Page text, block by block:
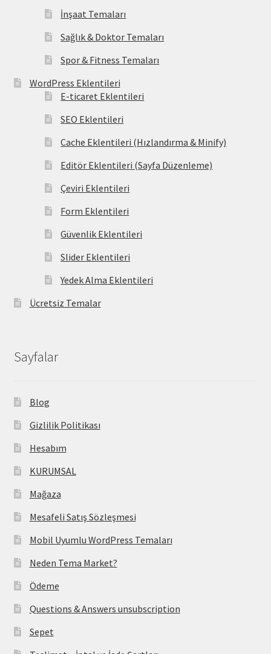
İnşaat Temaları
Sağlık & Doktor Temaları
Spor & Fitness Temaları
WordPress Eklentileri
E-ticaret Eklentileri
SEO Eklentileri
Cache Eklentileri (Hızlandırma & Minify)
Editör Eklentileri (Sayfa Düzenleme)
Çeviri Eklentileri
Form Eklentileri
Güvenlik Eklentileri
Slider Eklentileri
Yedek Alma Eklentileri
Ücretsiz Temalar
Sayfalar
Blog
Gizlilik Politikası
Hesabım
KURUMSAL
Mağaza
Mesafeli Satış Sözleşmesi
Mobil Uyumlu WordPress Temaları
Neden Tema Market?
Ödeme
Questions & Answers unsubscription
Sepet